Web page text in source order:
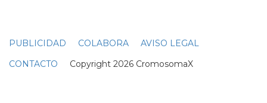
PUBLICIDAD COLABORA
AVISO LEGAL
CONTACTO Copyright 2026 CromosomaX